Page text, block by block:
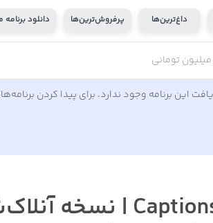
داغ‌ترین‌ها پرفروش‌ترین‌ها دانلود
این برنامه وجود ندارد. برای پیدا کردن